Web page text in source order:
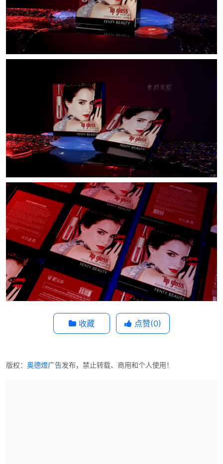
收藏 点赞(0)
版权： 奥德煜广告发布，禁止转载、商用和个人使用！